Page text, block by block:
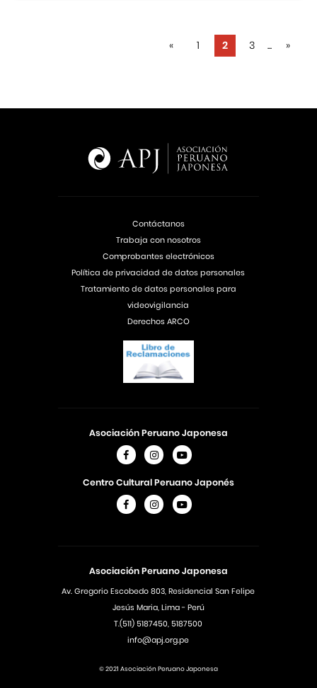
« 1 2 3 ... »
Asociación Peruano Japonesa
Av. Gregorio Escobedo 803, Residencial San Felipe
Jesús Maria, Lima - Perú
T.(511) 5187450, 5187500
info@apj.org.pe
Asociación Peruano Japonesa
Centro Cultural Peruano Japonés
Contáctanos
Trabaja con nosotros
Comprobantes electrónicos
Política de privacidad de datos personales
Tratamiento de datos personales para
videovigilancia
Derechos ARCO
© 2021 Asociación Peruano Japonesa